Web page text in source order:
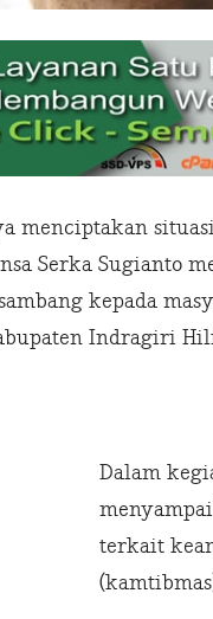
menciptakan
Serka Sugianto
kepada
Indragiri
Dalam
terkait